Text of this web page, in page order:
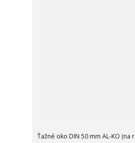
Ťažné oko DIN 50 mm AL-KO (na